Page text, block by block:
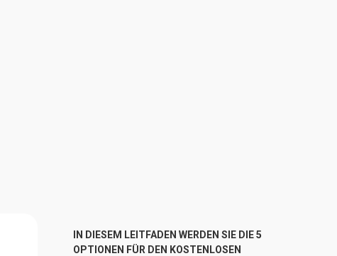
IN DIESEM LEITFADEN WERDEN SIE DIE 5
OPTIONEN FÜR DEN KOSTENLOSEN